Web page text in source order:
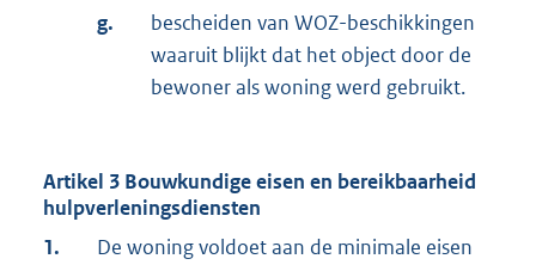
g.
bescheiden van WOZ-beschikkingen
waaruit blijkt dat het object door de
bewoner als woning werd gebruikt.
Artikel 3 Bouwkundige eisen en bereikbaarheid
hulpverleningsdiensten
1.
De woning voldoet aan de minimale eisen